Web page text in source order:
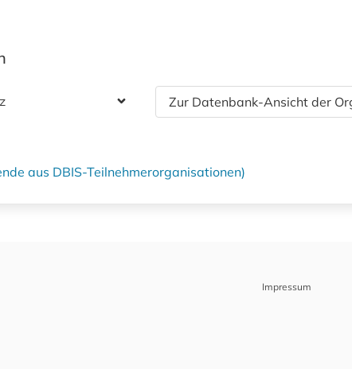
Zur Datenbank-Ansicht der
aus DBIS-Teilnehmerorganisationen)
Impressum